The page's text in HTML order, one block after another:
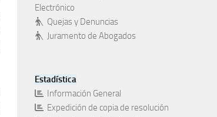
Electrónico
Quejas y Denuncias
Juramento de Abogados
Estadística
Información General
Expedición de copia de resolución